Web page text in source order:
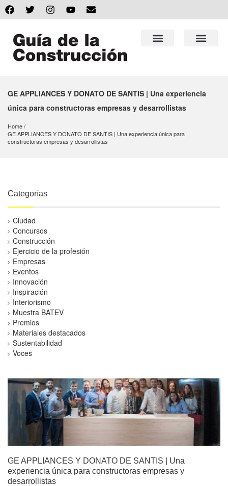
GE APPLIANCES Y DONATO DE SANTIS | Una experiencia
única para constructoras empresas y desarrollistas
Home
GE APPLIANCES Y DONATO DE SANTIS | Una experiencia única para
constructoras empresas y desarrollistas
Categorías
Ciudad
Concursos
Construcción
Ejercicio de la profesión
Empresas
Eventos
Innovación
Inspiración
Interiorismo
Muestra BATEV
Premios
Materiales destacados
Sustentabilidad
Voces
GE APPLIANCES Y DONATO DE SANTIS | Una
experiencia única para constructoras empresas y
desarrollistas